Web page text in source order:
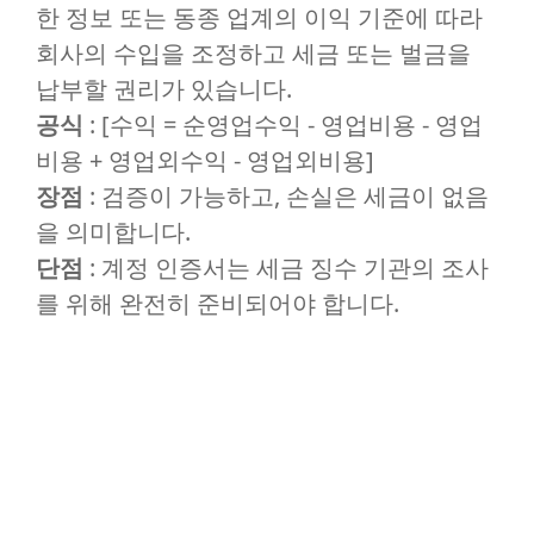
한 정보 또는 동종 업계의 이익 기준에 따라
회사의 수입을 조정하고 세금 또는 벌금을
납부할 권리가 있습니다.
공식 : [수익 = 순영업수익 - 영업비용 - 영업
비용 + 영업외수익 - 영업외비용]
장점 : 검증이 가능하고, 손실은 세금이 없음
을 의미합니다.
단점 : 계정 인증서는 세금 징수 기관의 조사
를 위해 완전히 준비되어야 합니다.